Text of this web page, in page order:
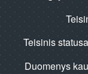
Teisinis
Duomenys